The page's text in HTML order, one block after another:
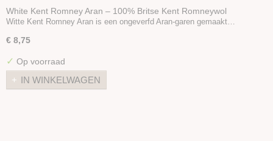
White Kent Romney Aran – 100% Britse Kent Romneywol
Witte Kent Romney Aran is een ongeverfd Aran-garen gemaakt…
€ 8,75
✓ Op voorraad
IN WINKELWAGEN